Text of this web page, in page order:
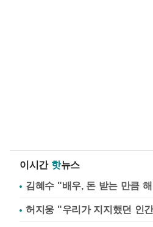
이시간 핫뉴스
김혜수 "배우, 돈 받는 만큼
허지웅 "우리가 지지했던 인